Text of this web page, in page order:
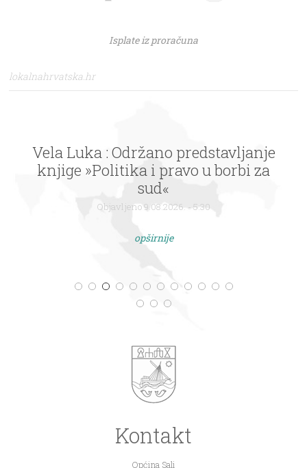
Isplate iz proračuna
lokalnahrvatska.hr
Vela Luka : Održano predstavljanje
knjige »Politika i pravo u borbi za
sud«
Objavljeno 9.08.2026. - 5:30
opširnije
Kontakt
Općina Sali